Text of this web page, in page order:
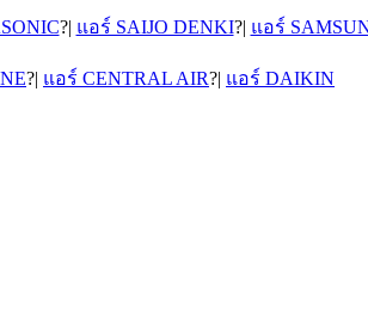
?| แอร์ SAIJO DENKI?| แอร์
?| แอร์ CENTRAL AIR?| แอร์ DAIKIN